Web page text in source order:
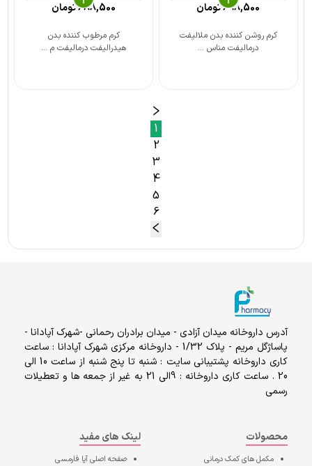
کرم روشن کننده بدن ملالیفت
درمالیفت مناس ...
698,500تومان
کرم مرطوب کننده بدن
هیدرالیفت درمالیفت م ...
688,500تومان
1
2
3
4
5
6
آدرس داروخانه میدان آزادی - میدان برادران رحمانی -شهرک آپادانا -
پاساژگل مریم - پلاک 1/32 - داروخانه مرکزی شهرک آپادانا : ساعت
کاری داروخانه پشتیبانی سایت : شنبه تا پنج شنبه از ساعت 10 الی
20 . ساعت کاری داروخانه : 9الی 21 به غیر از جمعه ها و تعطیلات
رسمی
محصولات
مکمل های کمک درمانی
لینک های مفید
صفحه اصلیآپا فارمسی